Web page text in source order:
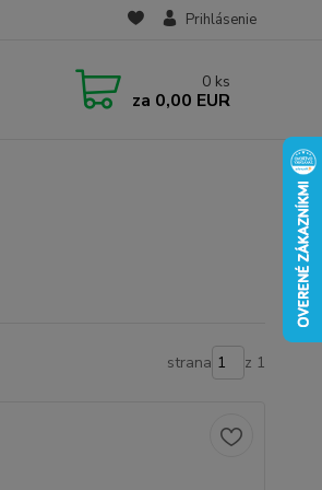
Prihlásenie
0 ks
za 0,00 EUR
strana z 1